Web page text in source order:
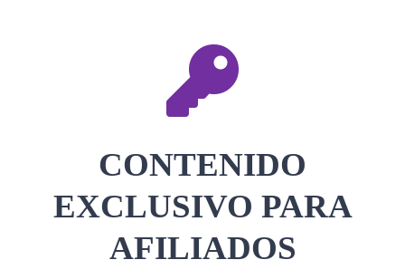
CONTENIDO
EXCLUSIVO PARA
AFILIADOS